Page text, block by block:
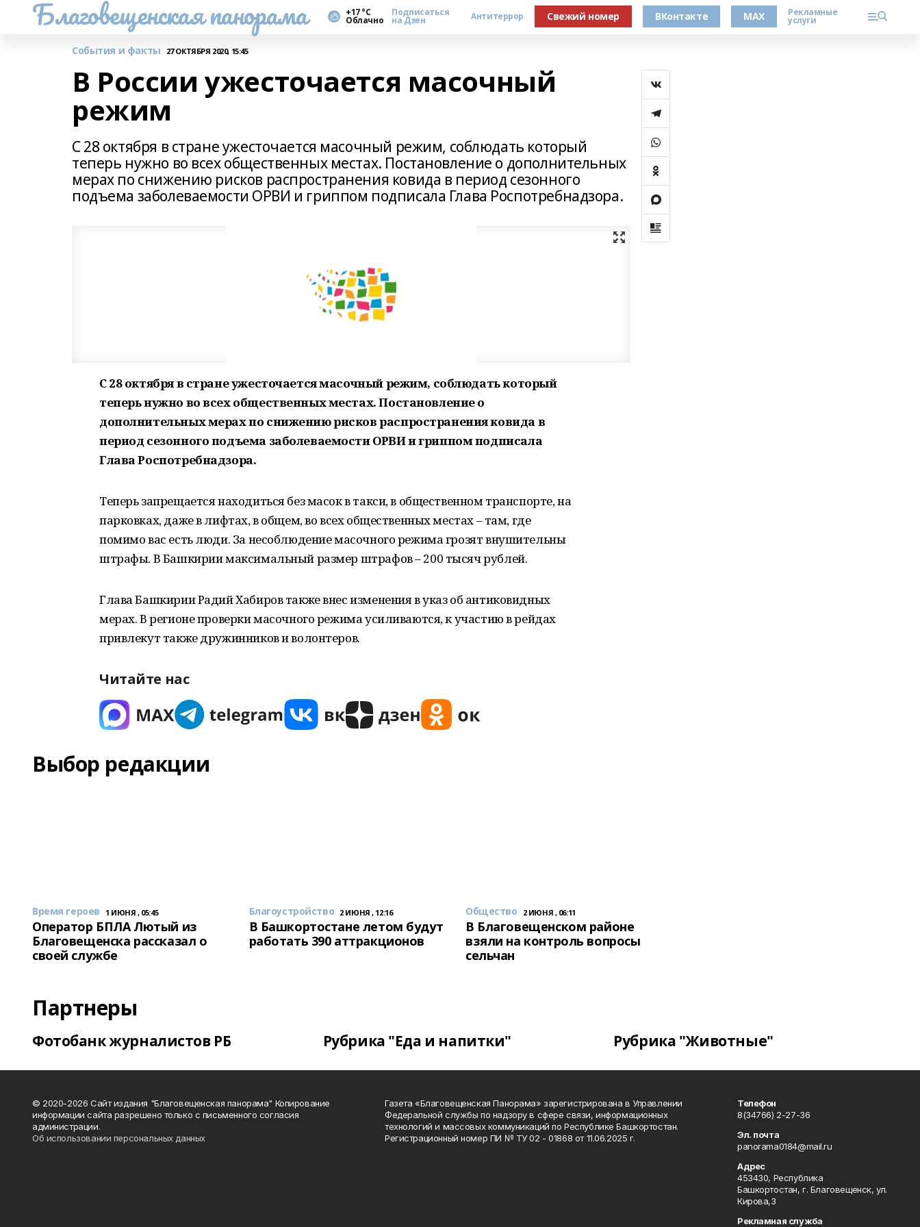
Благовещенская панорама +17 °С
Облачно
Подписаться
на Дзен Антитеррор Свежий номер ВКонтакте MAX Рекламные
услуги
События и факты 27 ОКТЯБРЯ 2020, 15:45
В России ужесточается масочный
режим
С 28 октября в стране ужесточается масочный режим, соблюдать который
теперь нужно во всех общественных местах. Постановление о дополнительных
мерах по снижению рисков распространения ковида в период сезонного
подъема заболеваемости ОРВИ и гриппом подписала Глава Роспотребнадзора.
С 28 октября в стране ужесточается масочный режим, соблюдать который
теперь нужно во всех общественных местах. Постановление о
дополнительных мерах по снижению рисков распространения ковида в
период сезонного подъема заболеваемости ОРВИ и гриппом подписала
Глава Роспотребнадзора.
Теперь запрещается находиться без масок в такси, в общественном транспорте, на
парковках, даже в лифтах, в общем, во всех общественных местах – там, где
помимо вас есть люди. За несоблюдение масочного режима грозят внушительны
штрафы. В Башкирии максимальный размер штрафов – 200 тысяч рублей.
Глава Башкирии Радий Хабиров также внес изменения в указ об антиковидных
мерах. В регионе проверки масочного режима усиливаются, к участию в рейдах
привлекут также дружинников и волонтеров.
Читайте нас
Выбор редакции
Время героев 1 ИЮНЯ , 05:45
Оператор БПЛА Лютый из
Благовещенска рассказал о
своей службе
Благоустройство 2 ИЮНЯ , 12:16
В Башкортостане летом будут
работать 390 аттракционов
Общество 2 ИЮНЯ , 06:11
В Благовещенском районе
взяли на контроль вопросы
сельчан
Партнеры
Фотобанк журналистов РБ Рубрика "Еда и напитки" Рубрика "Животные"
© 2020-2026 Сайт издания "Благовещенская панорама" Копирование
информации сайта разрешено только с письменного согласия
администрации.
Об использовании персональных данных
Газета «Благовещенская Панорама» зарегистрирована в Управлении
Федеральной службы по надзору в сфере связи, информационных
технологий и массовых коммуникаций по Республике Башкортостан.
Регистрационный номер ПИ № ТУ 02 - 01868 от 11.06.2025 г.
Телефон
8(34766) 2-27-36
Эл. почта
panorama0184@mail.ru
Адрес
453430, Республика
Башкортостан, г. Благовещенск, ул.
Кирова,3
Рекламная служба